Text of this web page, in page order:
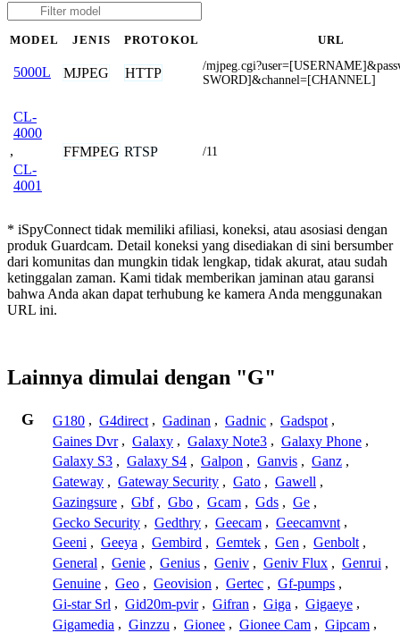
MODEL JENIS PROTOKOL URL
5000L MJPEG HTTP
/
SWORD]&channel=[CHANNEL]
CL-
4000
,
CL-
4001
FFMPEG RTSP /11
* iSpyConnect tidak memiliki afiliasi, koneksi, atau asosiasi dengan
produk Guardcam. Detail koneksi yang disediakan di sini bersumber
dari komunitas dan mungkin tidak lengkap, tidak akurat, atau sudah
ketinggalan zaman. Kami tidak memberikan jaminan atau garansi
bahwa Anda akan dapat terhubung ke kamera Anda menggunakan
URL ini.
Lainnya dimulai dengan "G"
G G180 , G4direct , Gadinan , Gadnic , Gadspot ,
Gaines Dvr , Galaxy , Galaxy Note3 , Galaxy Phone ,
Galaxy S3 , Galaxy S4 , Galpon , Ganvis , Ganz ,
Gateway , Gateway Security , Gato , Gawell ,
Gazingsure , Gbf , Gbo , Gcam , Gds , Ge ,
Gecko Security , Gedthry , Geecam , Geecamvnt ,
Geeni , Geeya , Gembird , Gemtek , Gen , Genbolt ,
General , Genie , Genius , Geniv , Geniv Flux , Genrui ,
Genuine , Geo , Geovision , Gertec , Gf-pumps ,
Gi-star Srl , Gid20m-pvir , Gifran , Giga , Gigaeye ,
Gigamedia , Ginzzu , Gionee , Gionee Cam , Gipcam ,